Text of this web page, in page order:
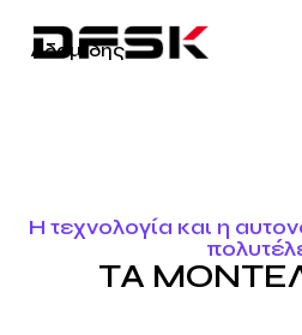
Αδαμίδης
Η τεχνολογία και η
ΤΑ